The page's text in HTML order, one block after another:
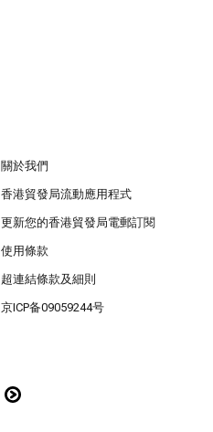
關於我們
香港貿發局流動應用程式
更新您的香港貿發局電郵訂閱
使用條款
超連結條款及細則
京ICP备09059244号